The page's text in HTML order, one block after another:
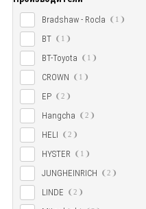
Bradshaw - Rocla 1
BT 1
BT-Toyota 1
CROWN 1
EP 2
Hangcha 2
HELI 2
HYSTER 1
JUNGHEINRICH 2
LINDE 2